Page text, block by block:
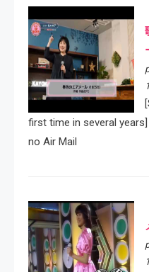
first time in several
no Air Mail